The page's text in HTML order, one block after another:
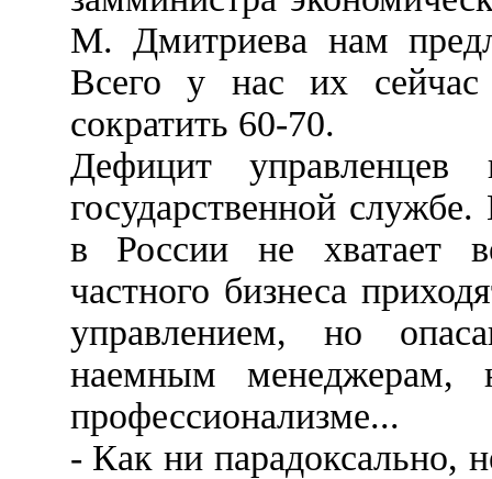
М. Дмитриева нам
Всего у нас их
сократить 60-70.
Дефицит
государственной
в России не хватает
частного бизнеса
управлением, но
наемным
профессионализме...
- Как ни парадоксально,